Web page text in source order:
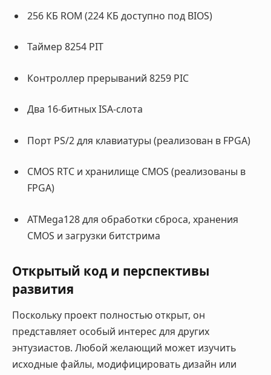
256 КБ ROM (224 КБ доступно под BIOS)
Таймер 8254 PIT
Контроллер прерываний 8259 PIC
Два 16-битных ISA-слота
Порт PS/2 для клавиатуры (реализован в FPGA)
CMOS RTC и хранилище CMOS (реализованы в
FPGA)
ATMega128 для обработки сброса, хранения
CMOS и загрузки битстрима
Открытый код и перспективы
развития
Поскольку проект полностью открыт, он
представляет особый интерес для других
энтузиастов. Любой желающий может изучить
исходные файлы, модифицировать дизайн или